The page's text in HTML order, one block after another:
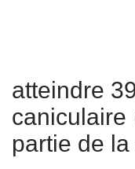
atteindre
partie de